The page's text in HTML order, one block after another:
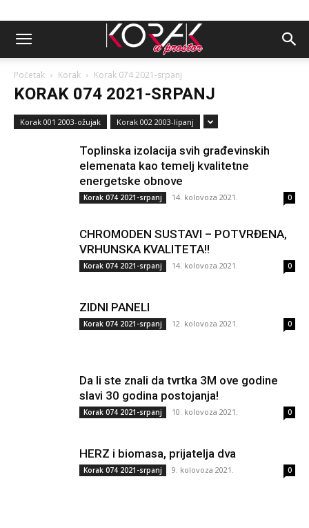
Početak Korak Korak 074 2021-srpanj
KORAK 074 2021-SRPANJ
Korak 001 2003-ožujak Korak 002 2003-lipanj
Toplinska izolacija svih građevinskih
elemenata kao temelj kvalitetne
energetske obnove
Korak 074 2021-srpanj 14. kolovoza 2021. 0
CHROMODEN SUSTAVI – POTVRĐENA,
VRHUNSKA KVALITETA!!
Korak 074 2021-srpanj 14. kolovoza 2021. 0
ZIDNI PANELI
Korak 074 2021-srpanj 12. kolovoza 2021. 0
Da li ste znali da tvrtka 3M ove godine
slavi 30 godina postojanja!
Korak 074 2021-srpanj 10. kolovoza 2021. 0
HERZ i biomasa, prijatelja dva
Korak 074 2021-srpanj 9. kolovoza 2021. 0